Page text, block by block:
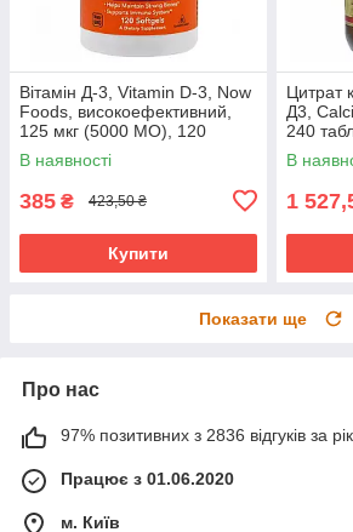
Вітамін Д-3, Vitamin D-3, Now
Foods, високоефективний,
125 мкг (5000 МО), 120
гелевих капсул NOW-00372
В наявності
385 ₴ 423,50 ₴
Купити
Цитрат
Д3,
240
В
1
Показати ще
Про нас
97% позитивних з 2836 відгуків за рік
Працює з 01.06.2020
м. Київ